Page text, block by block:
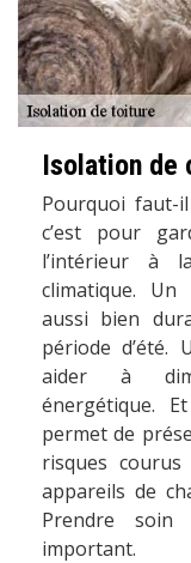
Isolation de
Pourquoi faut-
c’est pour
l’intérieur à
climatique.
aussi bien
période d’été.
aider à
énergétique.
permet de
risques
appareils de
Prendre soin
important.